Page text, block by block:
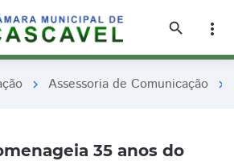
search
more_vert
chevron_right Assessoria de Comunicação chevron_right
35 anos do